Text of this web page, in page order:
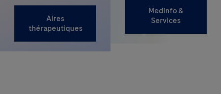
Aires
thérapeutiques
Medinfo &
Services